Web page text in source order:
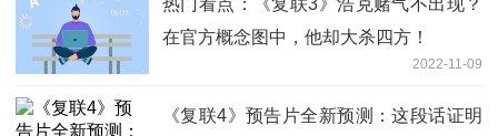
热门看点：《复联3》浩克赌气不出现？
在官方概念图中，他却大杀四方！
2022-11-09
《复联4》预告片全新预测：这段话证明